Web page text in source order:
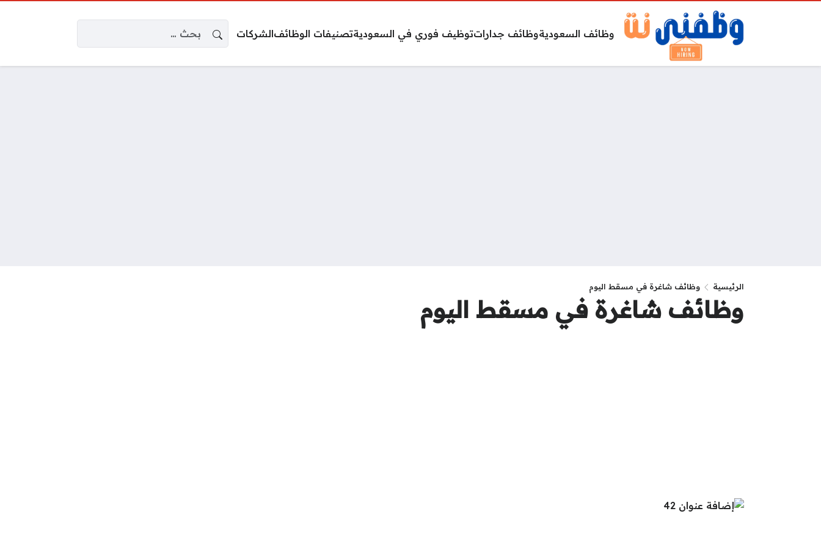
وظائف السعوديةوظائف جداراتتوظيف فوري في السعوديةتصنيفات الوظائفالشركات
البحث عن:
الرئيسية وظائف شاغرة في مسقط اليوم
وظائف شاغرة في مسقط اليوم